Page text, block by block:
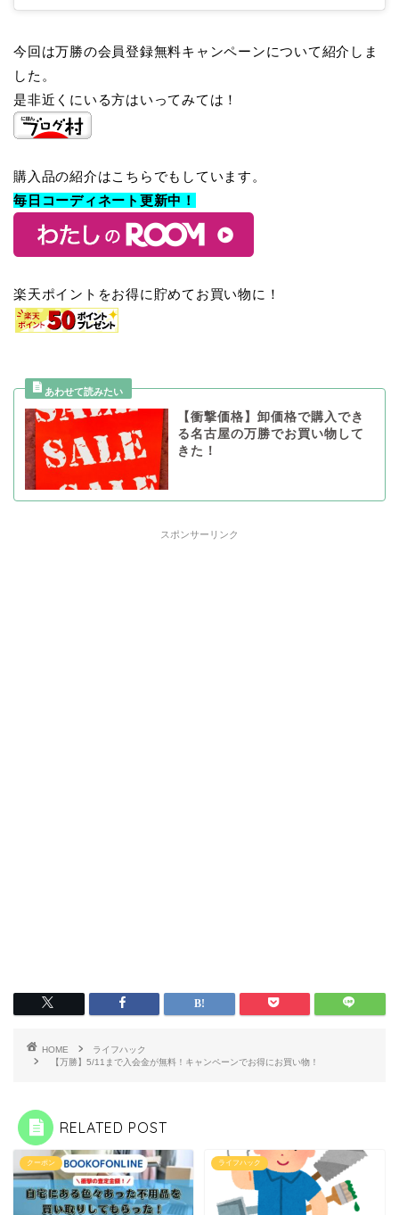
今回は万勝の会員登録無料キャンペーンについて紹介しま
した。
是非近くにいる方はいってみては！
購入品の紹介はこちらでもしています。
毎日コーディネート更新中！
楽天ポイントをお得に貯めてお買い物に！
【衝撃価格】卸価格で購入でき
る名古屋の万勝でお買い物して
きた！
スポンサーリンク
HOME
ライフハック
【万勝】5/11まで入会金が無料！キャンペーンでお得にお買い物！
RELATED POST
クーポン ライフハック